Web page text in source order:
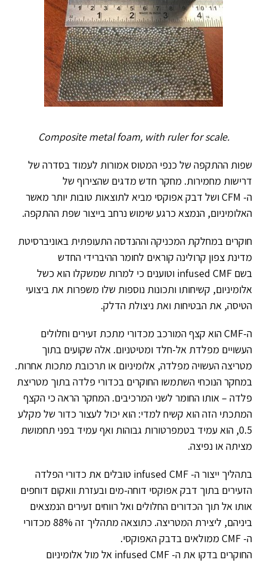
Composite metal foam, with ruler for scale.
שפות ההתקפה של כנפי המטוס אמורות לעמוד בסדרה של
דרישות מחמירות. מחקר חדש מדגים שהצירוף של
ה- CFMושל דבק אפוקסי מביא לתוצאות טובות יותר מאשר
האלומיניום, הנמצא כרגע שימוש נרחב בייצור שפת ההתקפה.
חוקרים במחלקת המכניקה וההנדסה התעופתית באוניברסיטת
מדינת צפון קרולינה קוראים לחומר ההיברידי החדש
בשם infused CMF וטוענים כי למרות שמשקלו הוא כשל
אלומיניום, קשיחותו ותכונות נוספות שלו משפרות את ביצועי
הטיסה, את הבטיחות ואת ניצולת הדלק.
ה-CMFהוא קצף המורכב מכדורי מתכת זעירים וחלולים
העשויים מפלדת אל-חלד ומטיטניום. אלה שקועים בתוך
מטריצה העשויה מפלדה, אלומיניום או תרכובת מתכות אחרות.
במחקר הנוכחי השתמשו החוקרים בכדורי פלדה בתוך מטריצת
פלדה – אותו החומר לשני המרכיבים. המחקר הראה כי הקצף
המתכתי הזה הוא קשיח למדי: הוא יכול לעצור כדור של מקלע
0.5, הוא עמיד בטמפרטורות גבוהות ואף עמיד בפני תחמושת
מציתה או נפיצה.
בתהליך ייצור ה- infused CMF טובלים את כדורי הפלדה
הזעירים בתוך דבק אפוקסי דוחה-מים ובעזרת וואקום דוחפים
אותו אל תוך הכדורים החלולים ואל רווחים זעירים הנמצאים
ביניהם, ליצירת המטריצה. כתוצאה מתהליך זה 88% מכדורי
ה- CMF ממולאים בדבק האפוקסי.
החוקרים בדקו את ה- infused CMF אל מול אלומיניום